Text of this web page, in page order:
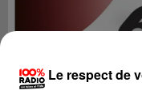
Le respect de